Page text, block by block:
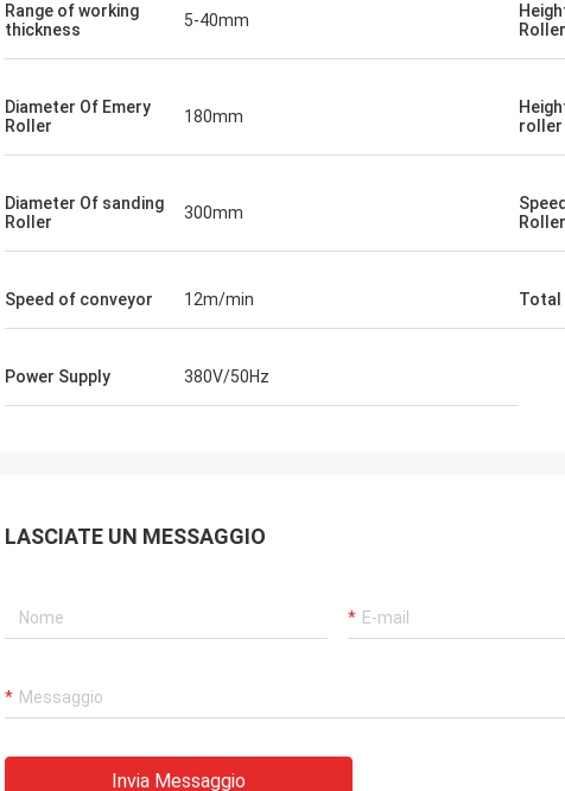
Range of working
thickness
5-40mm
Roller
Diameter Of Emery
Roller
180mm
roller
Diameter Of sanding
Roller
300mm
Roller
Speed of conveyor 12m/min Total
Power Supply 380V/50Hz
LASCIATE UN MESSAGGIO
Invia Messaggio